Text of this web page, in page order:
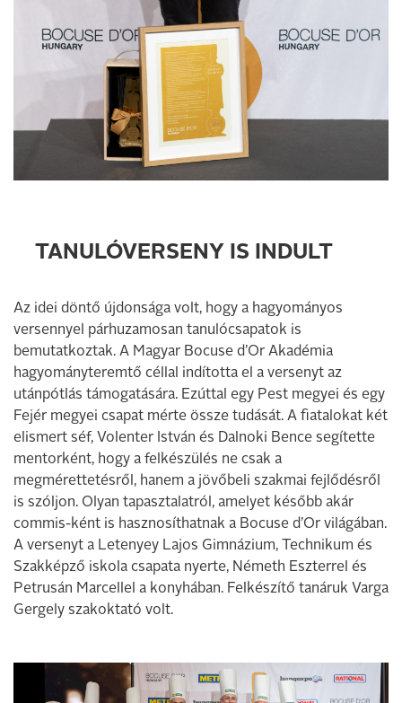
TANULÓVERSENY IS INDULT
Az idei döntő újdonsága volt, hogy a hagyományos
versennyel párhuzamosan tanulócsapatok is
bemutatkoztak. A Magyar Bocuse d’Or Akadémia
hagyományteremtő céllal indította el a versenyt az
utánpótlás támogatására. Ezúttal egy Pest megyei és egy
Fejér megyei csapat mérte össze tudását. A fiatalokat két
elismert séf, Volenter István és Dalnoki Bence segítette
mentorként, hogy a felkészülés ne csak a
megmérettetésről, hanem a jövőbeli szakmai fejlődésről
is szóljon. Olyan tapasztalatról, amelyet később akár
commis-ként is hasznosíthatnak a Bocuse d’Or világában.
A versenyt a Letenyey Lajos Gimnázium, Technikum és
Szakképző iskola csapata nyerte, Németh Eszterrel és
Petrusán Marcellel a konyhában. Felkészítő tanáruk Varga
Gergely szakoktató volt.